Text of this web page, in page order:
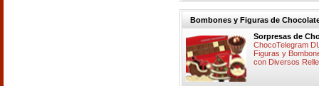
Bombones y Figuras de
Sorpresas de
ChocoTelegram
Figuras y
con Diversos